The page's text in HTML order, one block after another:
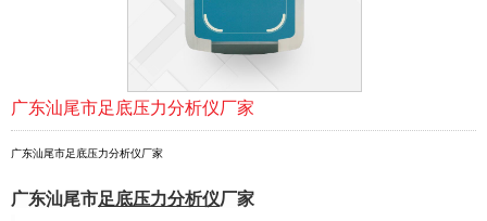
广东汕尾市足底压力分析仪厂家
广东汕尾市足底压力分析仪厂家
广东汕尾市足底压力分析仪厂家